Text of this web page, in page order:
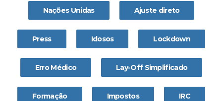
Nações Unidas Ajuste direto
Press Idosos Lockdown
Erro Médico Lay-Off Simplificado
Formação Impostos IRC